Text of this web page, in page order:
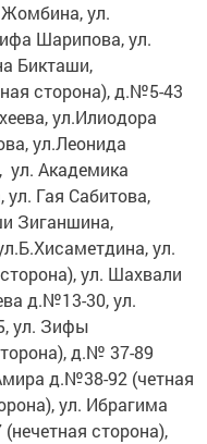
ул.
Шарипова, ул.
Бикташи,
сторона), д.№5-43
ул.Илиодора
ул.Леонида
ул. Академика
Гая Сабитова,
Зиганшина,
ул.
ул. Шахвали
д.№13-30, ул.
ул. Зифы
д.№ 37-89
д.№38-92 (четная
ул. Ибрагима
сторона),